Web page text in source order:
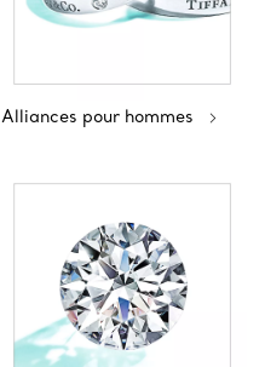
Alliances pour hommes